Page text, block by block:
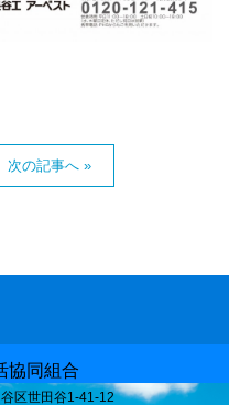
次の記事へ »
協同組合
区世田谷1-41-12